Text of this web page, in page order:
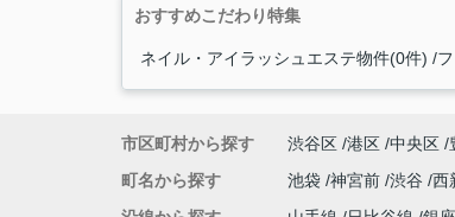
おすすめこだわり特集
ネイル・アイラッシュエステ物件(0件)
市区町村から探す 渋谷区 港区 中央区
町名から探す
池袋 神宮前 渋谷 西